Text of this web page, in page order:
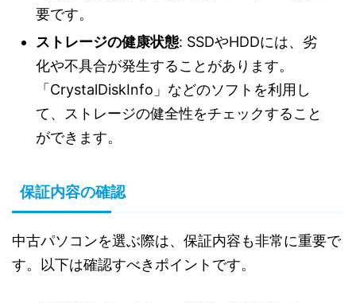
要です。
ストレージの健康状態: SSDやHDDには、劣
化や不具合が発生することがあります。
「CrystalDiskInfo」などのソフトを利用し
て、ストレージの健全性をチェックすること
ができます。
保証内容の確認
中古パソコンを選ぶ際は、保証内容も非常に重要で
す。以下は確認すべきポイントです。